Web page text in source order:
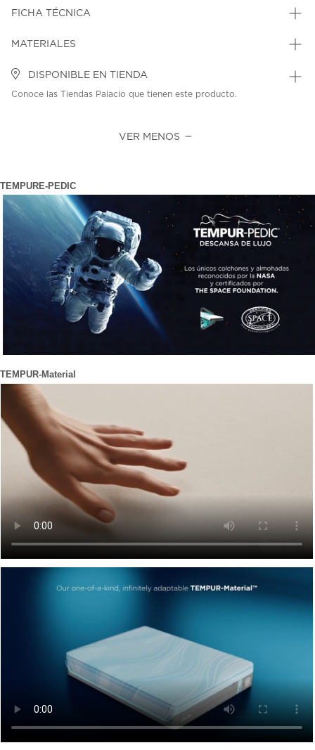
FICHA TÉCNICA
MATERIALES
DISPONIBLE EN TIENDA
Conoce las Tiendas Palacio que tienen este producto.
VER MENOS